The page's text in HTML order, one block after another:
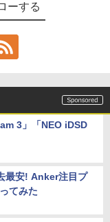
ーする
3」「NEO iDSD
最安! Anker注目プ
てみた